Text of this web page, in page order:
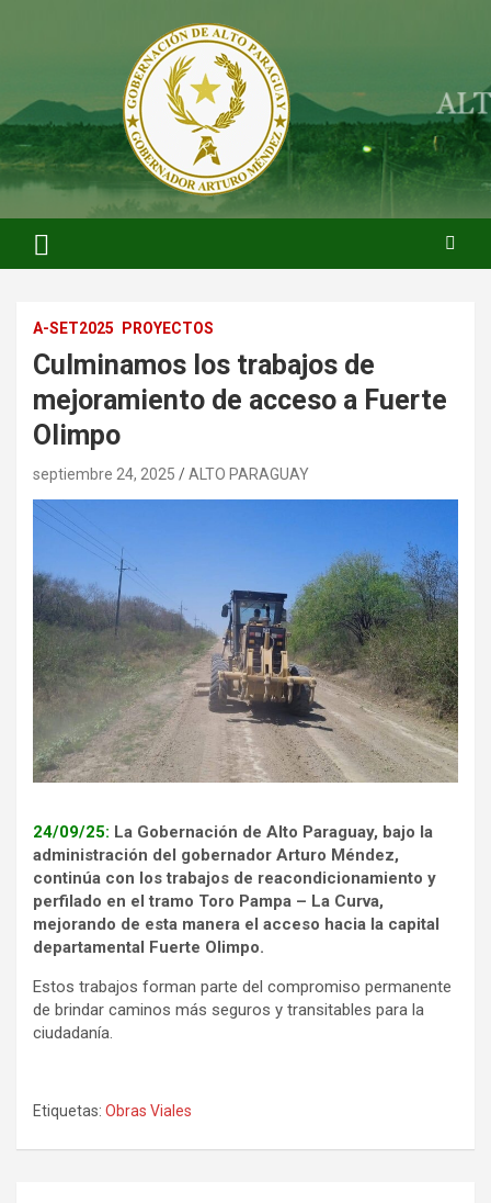
ARTUROMENDEZ.ORG
ARTURO MENDEZ GOBERNADOR 2023
A-SET2025 PROYECTOS
Culminamos los trabajos de
mejoramiento de acceso a Fuerte
Olimpo
septiembre 24, 2025 ALTO PARAGUAY
24/09/25: La Gobernación de Alto Paraguay, bajo la
administración del gobernador Arturo Méndez,
continúa con los trabajos de reacondicionamiento y
perfilado en el tramo Toro Pampa – La Curva,
mejorando de esta manera el acceso hacia la capital
departamental Fuerte Olimpo.
Estos trabajos forman parte del compromiso permanente
de brindar caminos más seguros y transitables para la
ciudadanía.
Etiquetas: Obras Viales